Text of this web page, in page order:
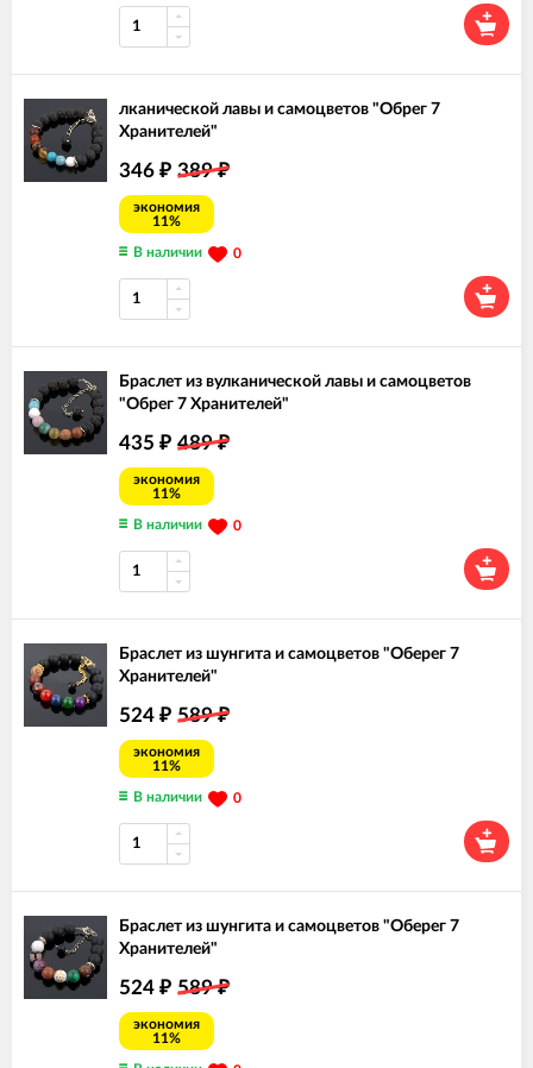
лканической лавы и самоцветов "Обрег 7
Хранителей"
346 ₽ 389₽
экономия
11%
В наличии 0
Браслет из вулканической лавы и самоцветов
"Обрег 7 Хранителей"
435 ₽ 489₽
экономия
11%
В наличии 0
Браслет из шунгита и самоцветов "Оберег 7
Хранителей"
524 ₽ 589₽
экономия
11%
В наличии 0
Браслет из шунгита и самоцветов "Оберег 7
Хранителей"
524 ₽ 589₽
экономия
11%